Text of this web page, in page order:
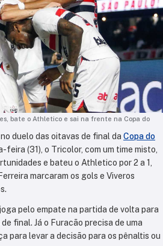
bate o Athletico e sai na frente na Copa do
duelo das oitavas de final da Copa do
feira (31), o Tricolor, com um time misto,
e bateu o Athletico por 2 a 1,
marcaram os gols e Viveros
pelo empate na partida de volta para
final. Já o Furacão precisa de uma
para levar a decisão para os pênaltis ou